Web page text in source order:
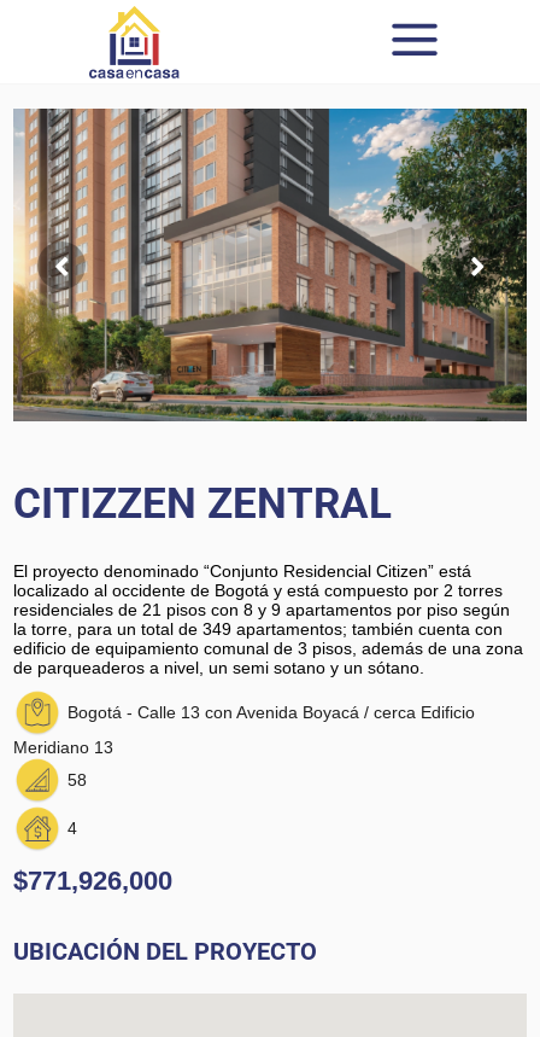
CITIZZEN ZENTRAL
El proyecto denominado “Conjunto Residencial Citizen” está
localizado al occidente de Bogotá y está compuesto por 2 torres
residenciales de 21 pisos con 8 y 9 apartamentos por piso según
la torre, para un total de 349 apartamentos; también cuenta con
edificio de equipamiento comunal de 3 pisos, además de una zona
de parqueaderos a nivel, un semi sotano y un sótano.
Bogotá - Calle 13 con Avenida Boyacá / cerca Edificio
Meridiano 13
58
4
$771,926,000
UBICACIÓN DEL PROYECTO